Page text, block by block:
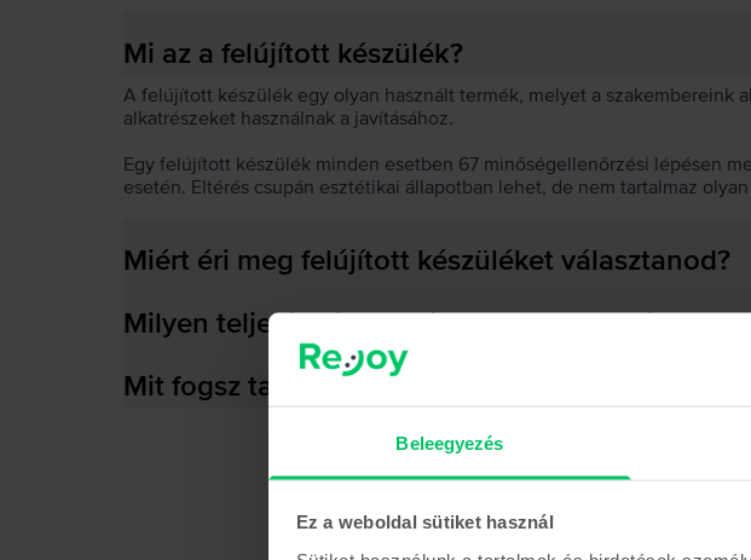
Beleegyezés
Ez a weboldal sütiket használ
Mi az a felújított készülék?
A felújított készülék egy olyan használt termék, melyet a szakembereink
alkatrészeket használnak a javításához.
Egy felújított készülék minden esetben 67 minőségellenőrzési lépésen
esetén. Eltérés csupán esztétikai állapotban lehet, de nem tartalmaz
Miért éri meg felújított készüléket választanod?
Milyen teljesítményre képes az akkumulátor?
Mit fogsz találni a dobozban?